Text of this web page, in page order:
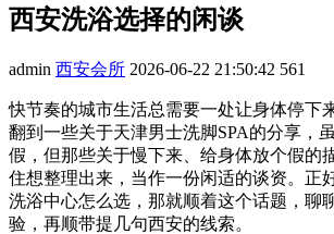
西安洗浴选择的闲谈
admin 西安会所 2026-06-22 21:50:42 561
快节奏的城市生活总需要一处让身体停下
翻到一些关于天津男士洗脚SPA的分享，
假，但那些关于慢下来、给身体放个假的
住想整理出来，当作一份闲适的谈资。正
洗浴中心怎么选，那就顺着这个话题，聊
验，再顺带提几句西安的线索。